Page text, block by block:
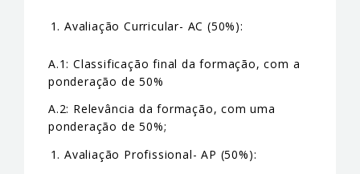
Avaliação Curricular- AC (50%):
A.1: Classificação final da formação, com a
ponderação de 50%
A.2: Relevância da formação, com uma
ponderação de 50%;
Avaliação Profissional- AP (50%):